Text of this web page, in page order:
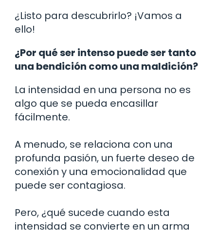
¿Listo para descubrirlo? ¡Vamos a
ello!
¿Por qué ser intenso puede ser tanto
una bendición como una maldición?
La intensidad en una persona no es
algo que se pueda encasillar
fácilmente.
A menudo, se relaciona con una
profunda pasión, un fuerte deseo de
conexión y una emocionalidad que
puede ser contagiosa.
Pero, ¿qué sucede cuando esta
intensidad se convierte en un arma